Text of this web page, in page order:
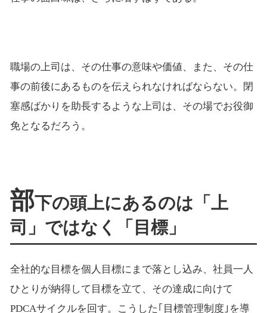
職場の上司は、その仕事の意味や価値、また、その仕
事の前後にあるものを伝えられなければならない。閉
塞感ばかりを助長するような上司は、その場でお役御
免となるだろう。
部下の頭上にあるのは「上
司」ではなく「目標」
全社的な目標を個人目標にまで落とし込み、社員一人
ひとりが納得して目標を立て、その達成に向けて
PDCAサイクルを回す。こうした｢目標管理制度｣を導